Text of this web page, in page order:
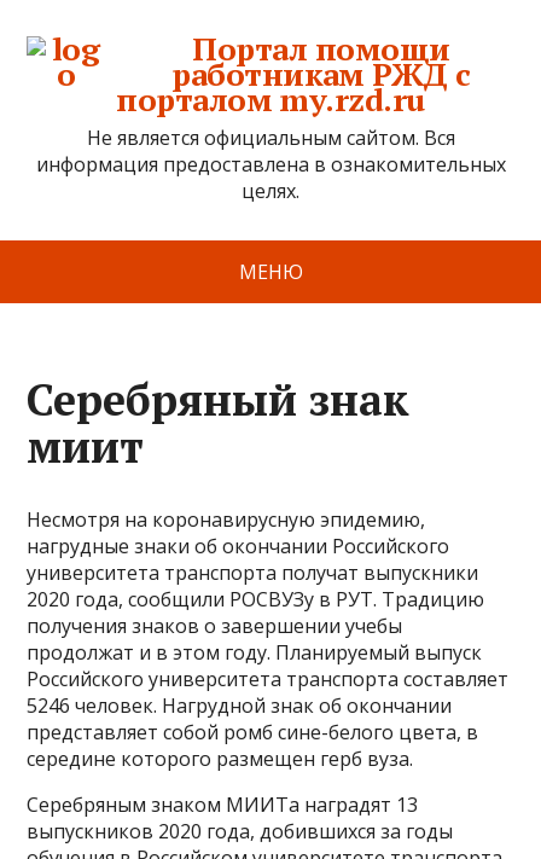
Портал помощи
работникам РЖД с
порталом my.rzd.ru
Не является официальным сайтом. Вся
информация предоставлена в ознакомительных
целях.
МЕНЮ
Серебряный знак
миит
Несмотря на коронавирусную эпидемию,
нагрудные знаки об окончании Российского
университета транспорта получат выпускники
2020 года, сообщили РОСВУЗу в РУТ. Традицию
получения знаков о завершении учебы
продолжат и в этом году. Планируемый выпуск
Российского университета транспорта составляет
5246 человек. Нагрудной знак об окончании
представляет собой ромб сине-белого цвета, в
середине которого размещен герб вуза.
Серебряным знаком МИИТа наградят 13
выпускников 2020 года, добившихся за годы